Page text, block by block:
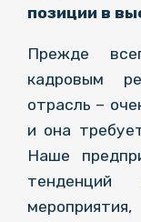
позиции в
Прежде
кадровым
отрасль –
и она
Наше
тенденций